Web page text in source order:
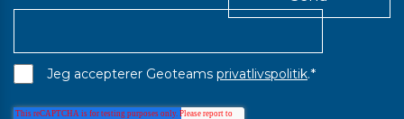
Jeg accepterer Geoteams privatlivspolitik.*